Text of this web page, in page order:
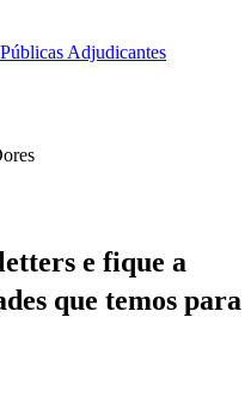
Adjudicantes
e fique a
que temos para